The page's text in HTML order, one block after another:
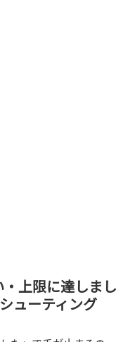
上限に達しまし
ューティング